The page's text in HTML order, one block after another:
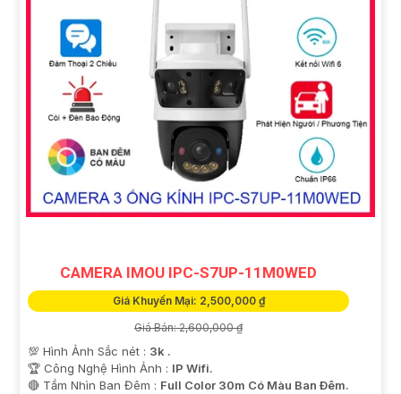
CAMERA IMOU IPC-S7UP-11M0WED
Giá Khuyến Mại: 2,500,000 ₫
Giá Bán: 2,600,000 ₫
💯 Hình Ảnh Sắc nét : 3k .
🏆 Công Nghệ Hình Ảnh : IP Wifi.
🔴 Tầm Nhìn Ban Đêm : Full Color 30m Có Màu Ban Ðêm.